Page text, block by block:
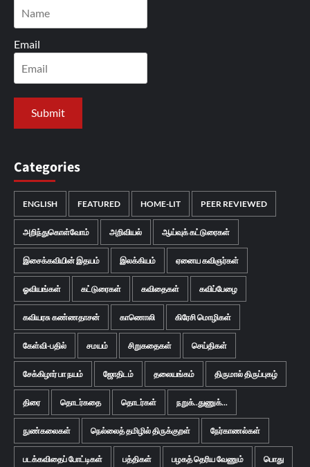
Email
Categories
ENGLISH FEATURED HOME-LIT PEER REVIEWED
அறிந்துகொள்வோம் அறிவியல் ஆய்வுக் கட்டுரைகள்
இசைக்கவியின் இதயம் இலக்கியம் ஏனைய கவிஞர்கள்
ஓவியங்கள் கட்டுரைகள் கவிதைகள் கவிப்பேழை
கவியரசு கண்ணதாசன் காணொலி கிரேசி மொழிகள்
கேள்வி-பதில் சமயம் சிறுகதைகள் செய்திகள்
சேக்கிழார் பா நயம் ஜோதிடம் தலையங்கம் திருமால் திருப்புகழ்
திரை தொடர்கதை தொடர்கள் நறுக்..துணுக்...
நுண்கலைகள் நெல்லைத் தமிழில் திருக்குறள் நேர்காணல்கள்
படக்கவிதைப் போட்டிகள் பத்திகள் பழகத் தெரிய வேணும் பொது